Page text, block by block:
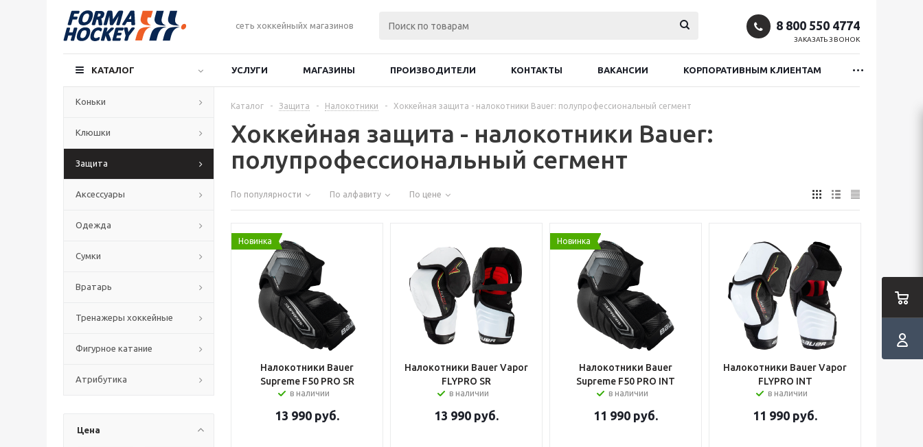
сеть хоккейныйх магазинов 8 800 550 4774
ЗАКАЗАТЬ ЗВОНОК
КАТАЛОГ УСЛУГИ МАГАЗИНЫ ПРОИЗВОДИТЕЛИ КОНТАКТЫ ВАКАНСИИ КОРПОРАТИВНЫМ КЛИЕНТАМ
Коньки
Клюшки
Защита
Аксессуары
Одежда
Сумки
Вратарь
Тренажеры хоккейные
Фигурное катание
Атрибутика
Цена
Каталог - Защита - Налокотники - Хоккейная защита - налокотники Bauer: полупрофессиональный сегмент
Хоккейная защита - налокотники Bauer:
полупрофессиональный сегмент
По популярности По алфавиту По цене
Новинка
Налокотники Bauer
Supreme F50 PRO SR
в наличии
13 990 руб.
Налокотники Bauer Vapor
FLYPRO SR
в наличии
13 990 руб.
Новинка
Налокотники Bauer
Supreme F50 PRO INT
в наличии
11 990 руб.
Налокотники Bauer Vapor
FLYPRO INT
в наличии
11 990 руб.